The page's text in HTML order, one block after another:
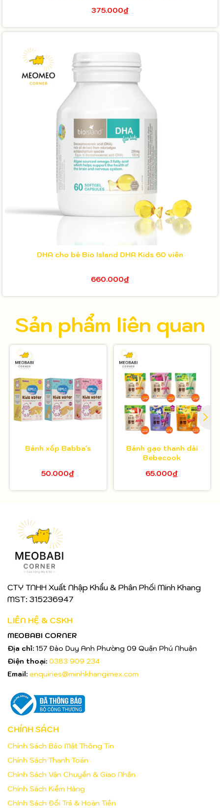
375.000₫
DHA cho bé Bio Island DHA Kids 60 viên
660.000₫
Sản phẩm liên quan
Bánh xốp Babba's
50.000₫
Bánh gạo thanh dài
Bebecook
65.000₫
CTY TNHH Xuất Nhập Khẩu & Phân Phối Minh Khang
MST: 315236947
LIÊN HỆ & CSKH
MEOBABI CORNER
Địa chỉ: 157 Đào Duy Anh Phường 09 Quận Phú Nhuận
Điện thoại: 0383 909 234
Email: enquiries@minhkhangimex.com
CHÍNH SÁCH
Chính Sách Bảo Mật Thông Tin
Chính Sách Thanh Toán
Chính Sách Vận Chuyển & Giao Nhận
Chính Sách Kiểm Hàng
Chính Sách Đổi Trả & Hoàn Tiền